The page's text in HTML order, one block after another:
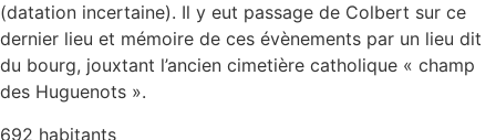
(datation incertaine). Il y eut passage de Colbert sur ce
dernier lieu et mémoire de ces évènements par un lieu dit
du bourg, jouxtant l’ancien cimetière catholique « champ
des Huguenots ».
692 habitants